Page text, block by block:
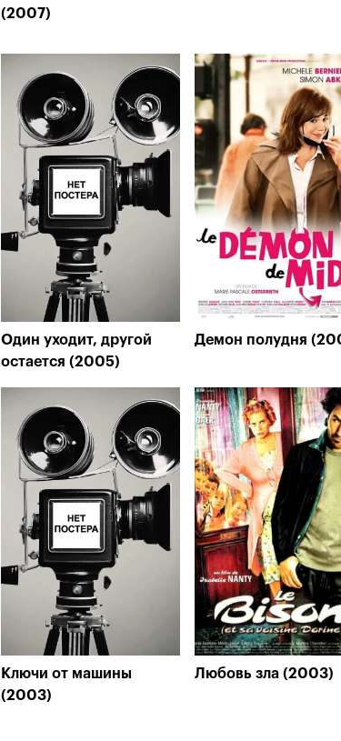
(2007)
Один уходит, другой
остается (2005)
Демон полудня
Ключи от машины
(2003)
Любовь зла (2003)